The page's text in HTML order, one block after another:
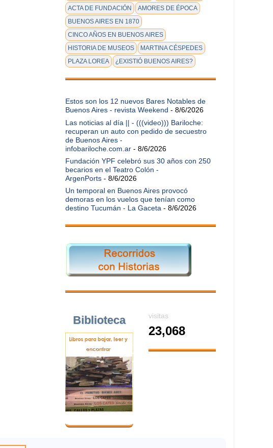
ACTA DE FUNDACIÓN
AMORES DE ÉPOCA
BUENOS AIRES EN 1870
CINCO AÑOS EN BUENOS AIRES
HISTORIA DE MUSEOS
MARTINA CÉSPEDES
PLAZA LOREA
¿EXISTIÓ BUENOS AIRES?
Estos son los 12 nuevos Bares Notables de
Buenos Aires - revista Weekend - 8/6/2026
Las noticias al día || - (((video))) Bariloche:
recuperan un auto con pedido de secuestro
de Buenos Aires -
infobariloche.com.ar - 8/6/2026
Fundación YPF celebró sus 30 años con 250
becarios en el Teatro Colón -
ArgenPorts - 8/6/2026
Un temporal en Buenos Aires provocó
demoras en los vuelos que tenían como
destino Tucumán - La Gaceta - 8/6/2026
Biblioteca visitas
23,068